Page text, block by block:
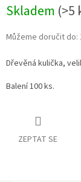
Skladem (>5
Můžeme doručit do:
Dřevěná kulička,
Balení 100 ks.
ZEPTAT SE